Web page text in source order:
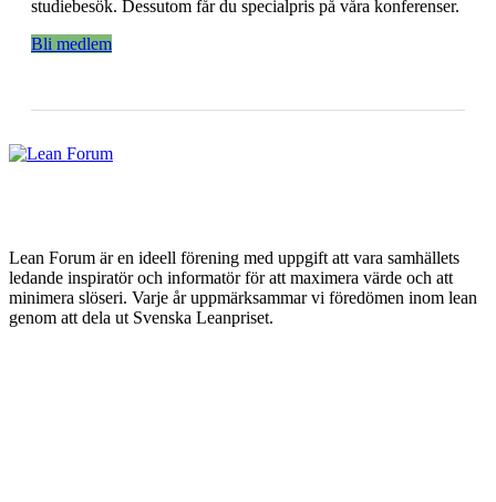
studiebesök. Dessutom får du specialpris på våra konferenser.
Bli medlem
Lean Forum är en ideell förening med uppgift att vara samhällets
ledande inspiratör och informatör för att maximera värde och att
minimera slöseri. Varje år uppmärksammar vi föredömen inom lean
genom att dela ut Svenska Leanpriset.